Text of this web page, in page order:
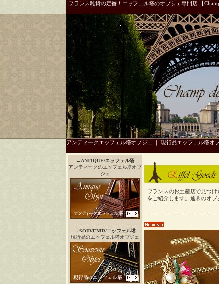
フランス雑貨の定番！エッフェル塔のオブジェ専門店 【
アンティークエッフェル塔オブジェ ｜ 現行品エッフェル塔オ
→ ANTIQUE/エッフェル塔
アンティークのエッフェル塔オブ
ジェ
→SOUVENIR/エッフェル塔
現行品のエッフェル塔オブジェ
フランスのお土産店で見つ
をご紹介します。通常のオ